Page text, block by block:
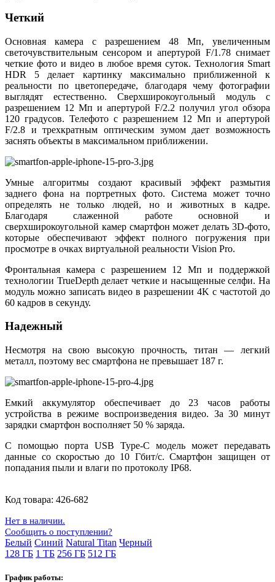
Четкий
Основная камера с разрешением 48 Мп, увеличенным
светочувствительным сенсором и апертурой F/1.78 снимает
четкие фото и видео в любое время суток. Технология Smart
HDR 5 делает картинку максимально приближенной к
реальности по цветопередаче, благодаря чему фотографии
выглядят естественно. Сверхширокоугольный модуль с
разрешением 12 Мп и апертурой F/2.2 получил угол обзора
120 градусов. Телефото с разрешением 12 Мп и апертурой
F/2.8 и трехкратным оптическим зумом дает возможность
заснять объекты в максимальном приближении.
Умные алгоритмы создают красивый эффект размытия
заднего фона на портретных фото. Система может точно
определять не только людей, но и животных в кадре.
Благодаря слаженной работе основной и
сверхширокоугольной камер смартфон может делать 3D-фото,
которые обеспечивают эффект полного погружения при
просмотре в очках виртуальной реальности Vision Pro.
Фронтальная камера с разрешением 12 Мп и поддержкой
технологии TrueDepth делает четкие и насыщенные селфи. На
модуль можно записать видео в разрешении 4K с частотой до
60 кадров в секунду.
Надежный
Несмотря на свою высокую прочность, титан — легкий
металл, поэтому вес смартфона не превышает 187 г.
Емкий аккумулятор обеспечивает до 23 часов работы
устройства в режиме воспроизведения видео. За 30 минут
зарядки смартфон восполняет 50 % заряда.
С помощью порта USB Type-C модель может передавать
данные со скоростью до 10 Гбит/с. Смартфон защищен от
попадания пыли и влаги по протоколу IP68.
Код товара: 426-682
Нет в наличии.
Сообщить о поступлении?
Белый Синий Natural Titan Черный
128 ГБ 1 ТБ 256 ГБ 512 ГБ
График работы: